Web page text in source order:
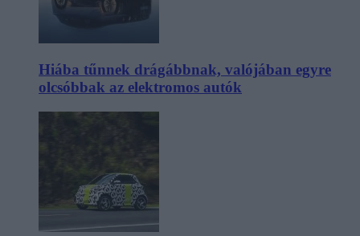
Hiába tűnnek drágábbnak, valójában egyre
olcsóbbak az elektromos autók